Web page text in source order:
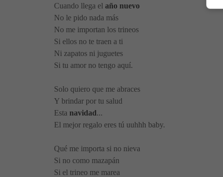
Cuando llega el año nuevo
No le pido nada más
No me importan los trineos
Si ellos no te traen a ti
Ni zapatos ni juguetes
Si tu amor no tengo aquí.
Solo quiero que me abraces
Y brindar por tu salud
Esta navidad...
El mejor regalo eres tú uuhhh baby.
Qué me importa si no nieva
Si no como mazapán
Si el trineo me marea